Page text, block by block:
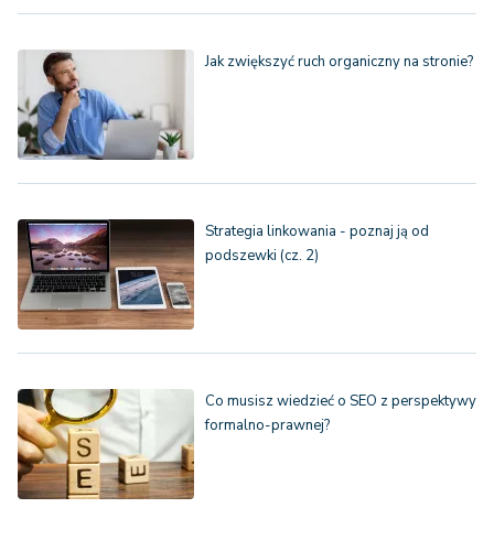
Jak zwiększyć ruch organiczny na stronie?
Strategia linkowania - poznaj ją od
podszewki (cz. 2)
Co musisz wiedzieć o SEO z perspektywy
formalno-prawnej?